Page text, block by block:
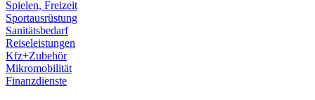
Spielen, Freizeit
Sportausrüstung
Sanitätsbedarf
Reiseleistungen
Kfz+Zubehör
Mikromobilität
Finanzdienste